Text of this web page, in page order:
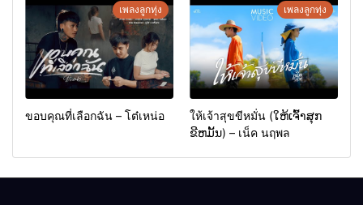
เพลงลูกทุ่ง
ขอบคุณที่เลือกฉัน – โต๋เหน่อ
เพลงลูกทุ่ง
ให้เจ้าสุขขีหมั่น (ໃຫ້ເຈົ້າສຸກ
ຂີຫມັ້ນ) – เน็ค นฤพล